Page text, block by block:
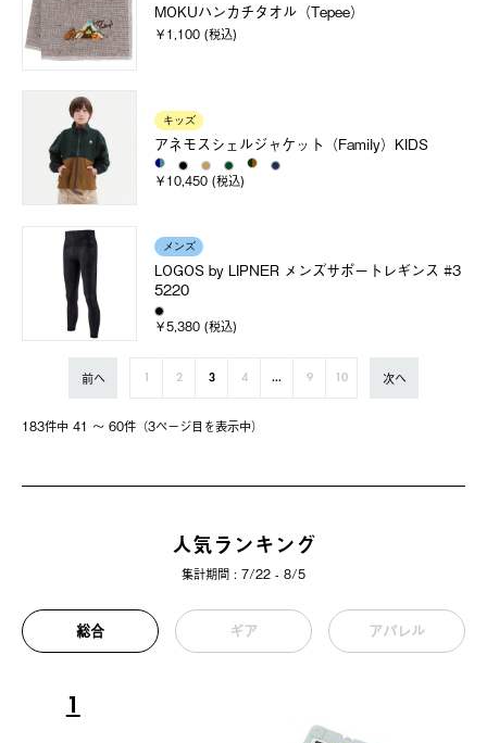
MOKUハンカチタオル（Tepee）
￥1,100 (税込)
キッズ
アネモスシェルジャケット（Family）KIDS
￥10,450 (税込)
メンズ
LOGOS by LIPNER メンズサポートレギンス #3
5220
￥5,380 (税込)
183件中 41 〜 60件（3ページ⽬を表⽰中）
前へ 2 3 4 ... 9 10 次へ
人気ランキング
集計期間 : 7/22 - 8/5
総合 ギア アパレル
1